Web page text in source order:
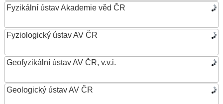
Fyzikální ústav Akademie věd ČR
Fyziologický ústav AV ČR
Geofyzikální ústav AV ČR, v.v.i.
Geologický ústav AV ČR